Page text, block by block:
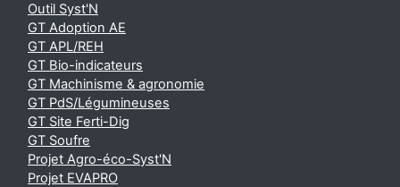
Outil Syst'N
GT Adoption AE
GT APL/REH
GT Bio-indicateurs
GT Machinisme & agronomie
GT PdS/Légumineuses
GT Site Ferti-Dig
GT Soufre
Projet Agro-éco-Syst'N
Projet EVAPRO